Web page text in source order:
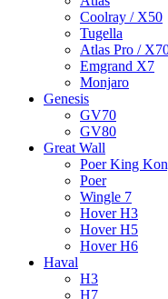
Coolray / X50
Tugella
Atlas Pro /
Emgrand X7
Monjaro
Genesis
GV70
GV80
Great Wall
Poer King
Poer
Wingle 7
Hover H3
Hover H5
Hover H6
Haval
H3
H7